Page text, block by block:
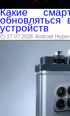
Какие
устройств
🕑 27.07.2026 Android